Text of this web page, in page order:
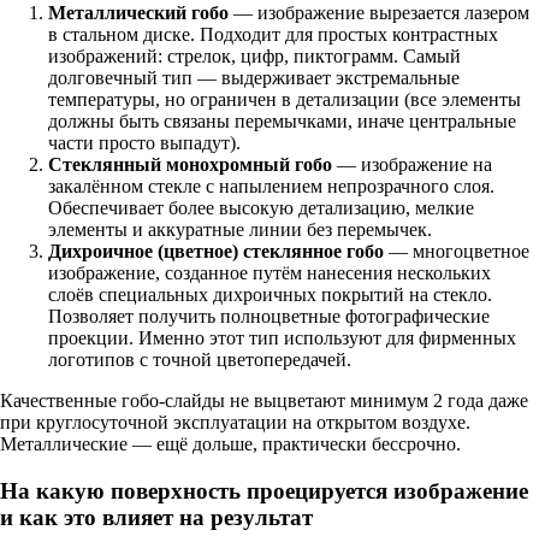
Металлический гобо — изображение вырезается лазером
в стальном диске. Подходит для простых контрастных
изображений: стрелок, цифр, пиктограмм. Самый
долговечный тип — выдерживает экстремальные
температуры, но ограничен в детализации (все элементы
должны быть связаны перемычками, иначе центральные
части просто выпадут).
Стеклянный монохромный гобо — изображение на
закалённом стекле с напылением непрозрачного слоя.
Обеспечивает более высокую детализацию, мелкие
элементы и аккуратные линии без перемычек.
Дихроичное (цветное) стеклянное гобо — многоцветное
изображение, созданное путём нанесения нескольких
слоёв специальных дихроичных покрытий на стекло.
Позволяет получить полноцветные фотографические
проекции. Именно этот тип используют для фирменных
логотипов с точной цветопередачей.
Качественные гобо-слайды не выцветают минимум 2 года даже
при круглосуточной эксплуатации на открытом воздухе.
Металлические — ещё дольше, практически бессрочно.
На какую поверхность проецируется изображение
и как это влияет на результат